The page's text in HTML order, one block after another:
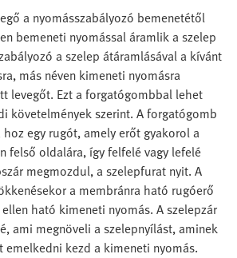
a nyomásszabályozó bemenetétől
bemeneti nyomással áramlik a szelep
a szelep átáramlásával a kívánt
más néven kimeneti nyomásra
levegőt. Ezt a forgatógombbal lehet
követelmények szerint. A forgatógomb
egy rugót, amely erőt gyakorol a
felső oldalára, így felfelé vagy lefelé
megmozdul, a szelepfurat nyit. A
a membránra ható rugóerő
ható kimeneti nyomás. A szelepzár
ami megnöveli a szelepnyílást, aminek
emelkedni kezd a kimeneti nyomás.